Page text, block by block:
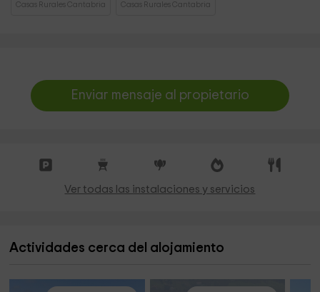
Casas Rurales Cantabria Casas Rurales Cantabria
Enviar mensaje al propietario
Ver todas las instalaciones y servicios
Actividades cerca del alojamiento